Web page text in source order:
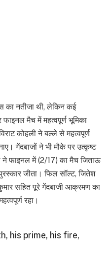
का नतीजा थी, लेकिन कई
मैच में महत्वपूर्ण भूमिका
कोहली ने बल्ले से महत्वपूर्ण
गेंदबाजों ने भी मौके पर उत्कृष्ट
ने फाइनल में (2/17) का मैच जिताऊ
जीता। फिल सॉल्ट, जितेश
सहित पूरे गेंदबाजी आक्रमण का
रहा।
his prime, his fire,